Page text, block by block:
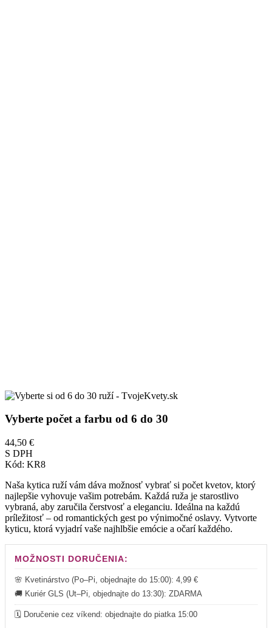
Vyberte počet a farbu od 6 do 30
44,50 €
S DPH
Kód: KR8
Naša kytica ruží vám dáva možnosť vybrať si počet kvetov, ktorý
najlepšie vyhovuje vašim potrebám. Každá ruža je starostlivo
vybraná, aby zaručila čerstvosť a eleganciu. Ideálna na každú
príležitosť – od romantických gest po výnimočné oslavy. Vytvorte
kyticu, ktorá vyjadrí vaše najhlbšie emócie a očarí každého.
MOŽNOSTI DORUČENIA:
🌸 Kvetinárstvo (Po–Pi, objednajte do 15:00): 4,99 €
🚚 Kuriér GLS (Ut–Pi, objednajte do 13:30): ZDARMA
🗓️ Doručenie cez víkend: objednajte do piatka 15:00